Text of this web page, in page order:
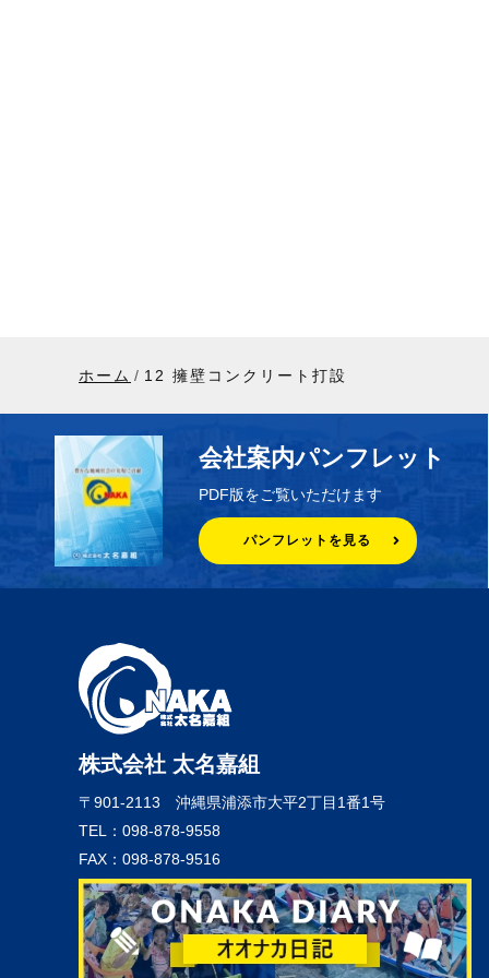
ホーム 12 擁壁コンクリート打設
会社案内パンフレット
PDF版をご覧いただけます
パンフレットを見る
株式会社 太名嘉組
〒901-2113 沖縄県浦添市大平2丁目1番1号
TEL：098-878-9558
FAX：098-878-9516